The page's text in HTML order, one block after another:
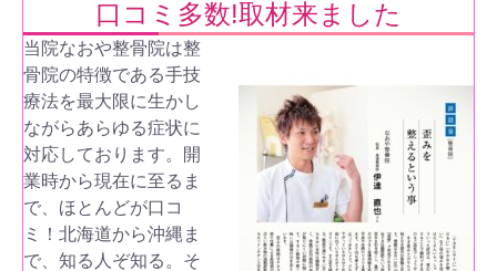
口コミ多数!取材来ました
当院なおや整骨院は整
骨院の特徴である手技
療法を最大限に生かし
ながらあらゆる症状に
対応しております。開
業時から現在に至るま
で、ほとんどが口コ
ミ！北海道から沖縄ま
で、知る人ぞ知る。そ